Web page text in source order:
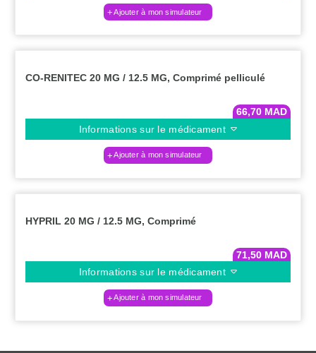
Ajouter à mon simulateur
CO-RENITEC 20 MG / 12.5 MG, Comprimé pelliculé
66,70 MAD
Informations sur le médicament
Ajouter à mon simulateur
HYPRIL 20 MG / 12.5 MG, Comprimé
71,50 MAD
Informations sur le médicament
Ajouter à mon simulateur